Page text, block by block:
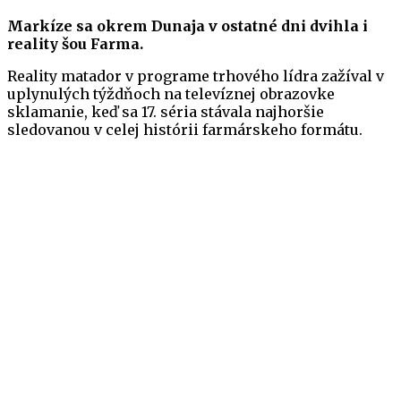
Markíze sa okrem Dunaja v ostatné dni dvihla i
reality šou Farma.
Reality matador v programe trhového lídra zažíval v
uplynulých týždňoch na televíznej obrazovke
sklamanie, keď sa 17. séria stávala najhoršie
sledovanou v celej histórii farmárskeho formátu.